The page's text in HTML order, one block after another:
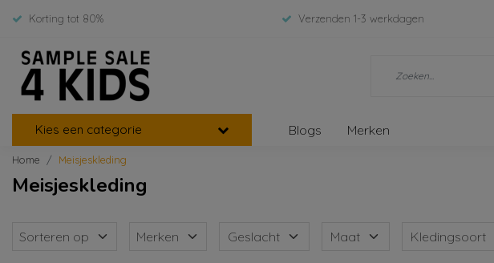
Korting tot 80% Verzenden 1-3 werkdagen
Kies een categorie Blogs Merken
Home Meisjeskleding
Meisjeskleding
Sorteren op Merken Geslacht Maat Kledingsoort